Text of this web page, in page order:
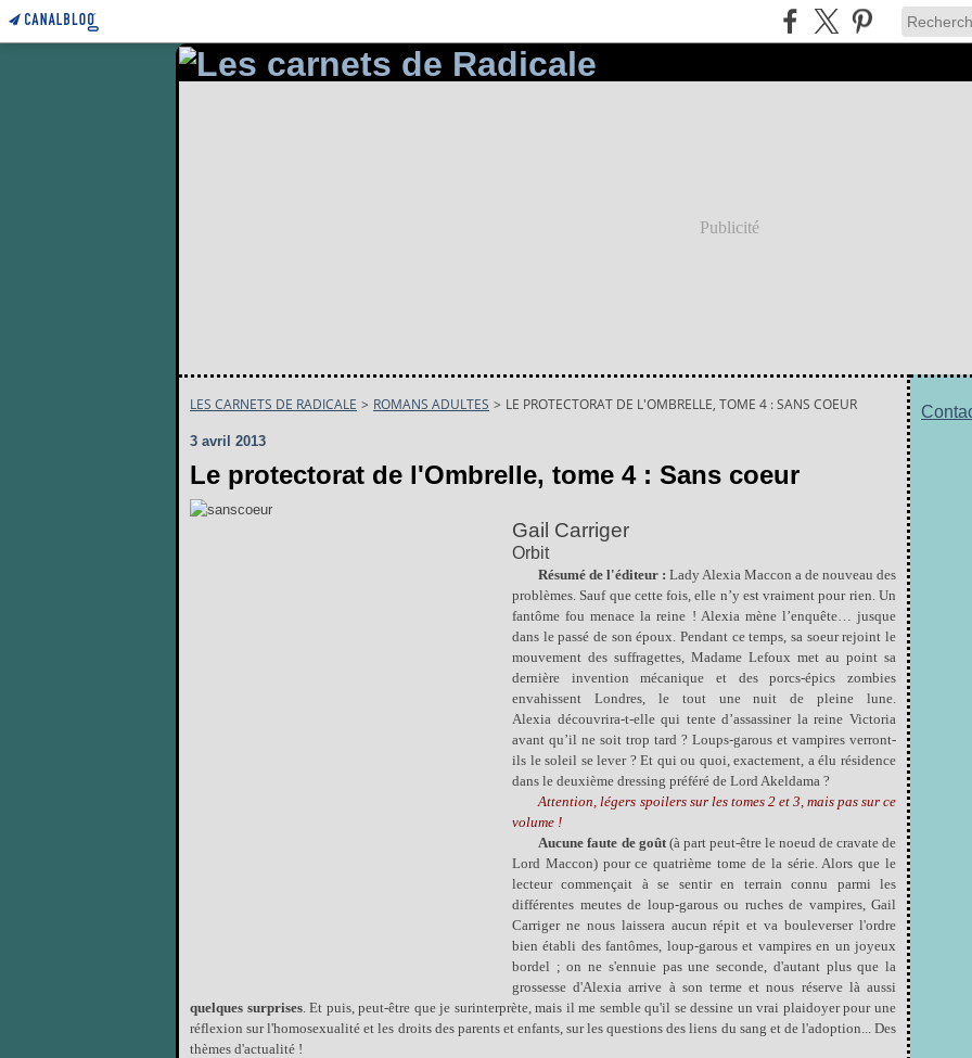
Publicité
LES CARNETS DE RADICALE > ROMANS ADULTES > LE PROTECTORAT DE L'OMBRELLE, TOME 4 : SANS COEUR
3 avril 2013
Le protectorat de l'Ombrelle, tome 4 : Sans coeur
Gail Carriger
Orbit
Résumé de l'éditeur : Lady Alexia Maccon a de nouveau des
problèmes. Sauf que cette fois, elle n’y est vraiment pour rien. Un
fantôme fou menace la reine ! Alexia mène l’enquête… jusque
dans le passé de son époux. Pendant ce temps, sa soeur rejoint le
mouvement des suffragettes, Madame Lefoux met au point sa
dernière invention mécanique et des porcs-épics zombies
envahissent Londres, le tout une nuit de pleine lune.
Alexia découvrira-t-elle qui tente d’assassiner la reine Victoria
avant qu’il ne soit trop tard ? Loups-garous et vampires verront-
ils le soleil se lever ? Et qui ou quoi, exactement, a élu résidence
dans le deuxième dressing préféré de Lord Akeldama ?
Attention, légers spoilers sur les tomes 2 et 3, mais pas sur ce
volume !
Aucune faute de goût(à part peut-être le noeud de cravate de
Lord Maccon) pour ce quatrième tome de la série. Alors que le
lecteur commençait à se sentir en terrain connu parmi les
différentes meutes de loup-garous ou ruches de vampires, Gail
Carriger ne nous laissera aucun répit et va bouleverser l'ordre
bien établi des fantômes, loup-garous et vampires en un joyeux
bordel ; on ne s'ennuie pas une seconde, d'autant plus que la
grossesse d'Alexia arrive à son terme et nous réserve là aussi
quelques surprises. Et puis, peut-être que je surinterprète, mais il me semble qu'il se dessine un vrai plaidoyer pour une
réflexion sur l'homosexualité et les droits des parents et enfants, sur les questions des liens du sang et de l'adoption... Des
thèmes d'actualité !